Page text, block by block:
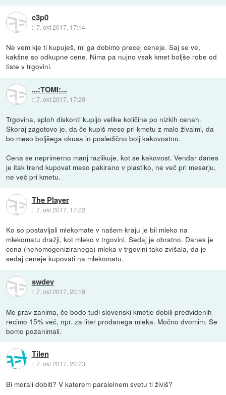
c3p0
::7. okt 2017, 17:14
Ne vem kje ti kupuješ, mi ga dobimo precej ceneje. Saj se ve,
kakšne so odkupne cene. Nima pa nujno vsak kmet boljše robe od
tiste v trgovini.
...:TOMI:...
::7. okt 2017, 17:20
Trgovina, sploh diskonti kupijo velike količine po nizkih cenah.
Skoraj zagotovo je, da če kupiš meso pri kmetu z malo živalmi, da
bo meso boljšega okusa in posledično bolj kakovostno.
Cena se neprimerno manj razlikuje, kot se kakovost. Vendar danes
je itak trend kupovat meso pakirano v plastiko, ne več pri mesarju,
ne več pri kmetu.
The Player
::7. okt 2017, 17:22
Ko so postavljali mlekomate v našem kraju je bil mleko na
mlekomatu dražji, kot mleko v trgovini. Sedaj je obratno. Danes je
cena (nehomogeniziranega) mleka v trgovini tako zvišala, da je
sedaj ceneje kupovati na mlekomatu.
swdev
::7. okt 2017, 20:19
Me prav zanima, če bodo tudi slovenski kmetje dobili predvidenih
recimo 15% več, npr. za liter prodanega mleka. Močno dvomim. Se
bomo pozanimali.
Tilen
::7. okt 2017, 20:23
Bi morali dobiti? V katerem paralelnem svetu ti živiš?